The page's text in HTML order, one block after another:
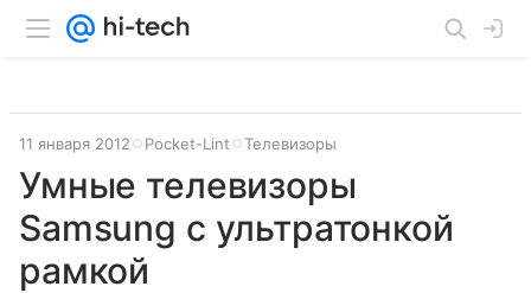
11 января 2012 Pocket-Lint Телевизоры
Умные телевизоры
Samsung с ультратонкой
рамкой